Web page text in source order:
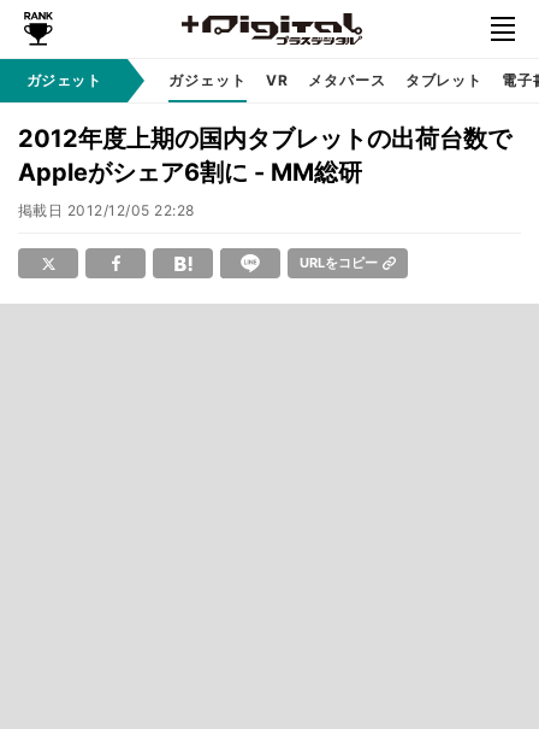
ガジェット ガジェット VR メタバース タブレット 電子
2012年度上期の国内タブレットの出荷台数で
Appleがシェア6割に - MM総研
掲載日 2012/12/05 22:28
URLをコピー